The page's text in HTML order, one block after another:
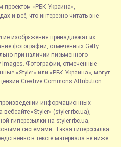
проектом «РБК-Украина»,
и всё, что интересно читать вне
изображения принадлежат их
фотографий, отмеченных Getty
при наличии письменного
Images. Фотографии, отмеченные
«Styler» или «РБК-Украина», могут
Creative Commons Attribution
информационных
«Styler» (styler.rbc.ua),
гиперссылки на styler.rbc.ua,
системами. Такая гиперссылка
в тексте материала не ниже